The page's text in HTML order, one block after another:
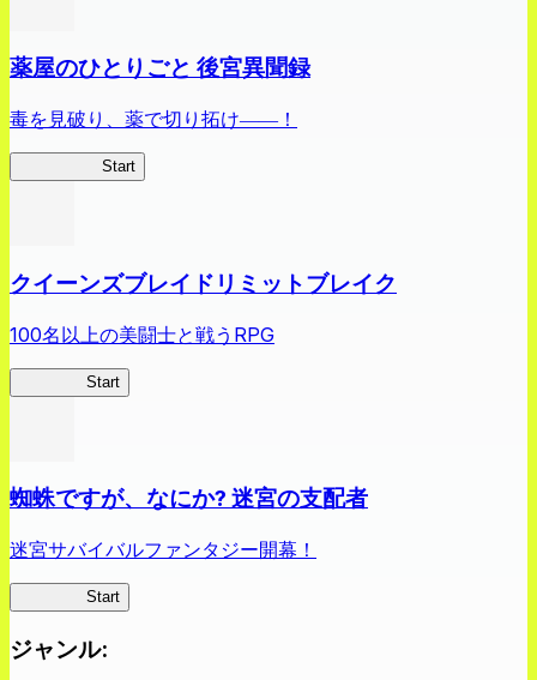
薬屋のひとりごと 後宮異聞録
毒を見破り、薬で切り拓け――！
Start
クイーンズブレイドリミットブレイク
100名以上の美闘士と戦うRPG
Start
蜘蛛ですが、なにか? 迷宮の支配者
迷宮サバイバルファンタジー開幕！
Start
ジャンル: